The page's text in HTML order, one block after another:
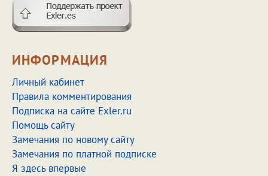
ИНФОРМАЦИЯ
Личный кабинет
Правила комментирования
Подписка на сайте Exler.ru
Помощь сайту
Замечания по новому сайту
Замечания по платной подписке
Я здесь впервые